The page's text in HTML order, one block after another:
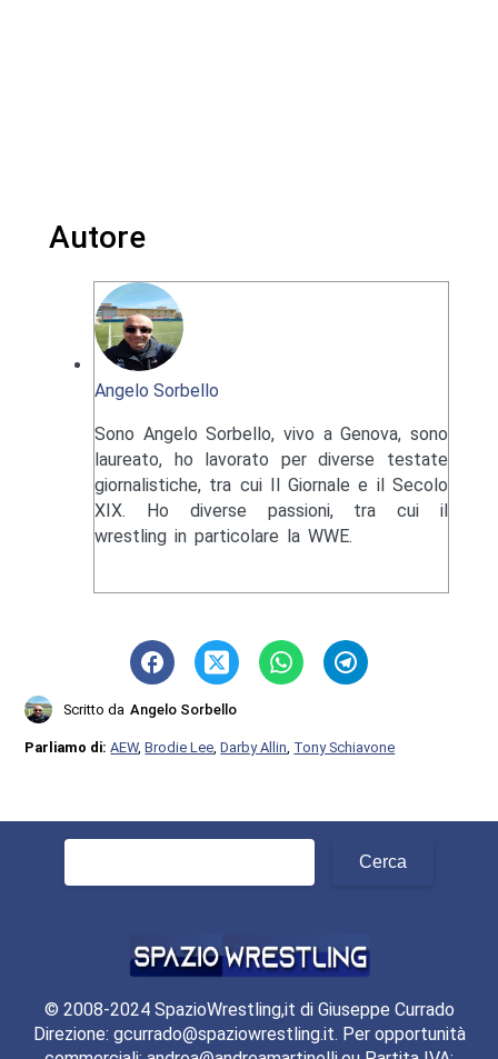
Autore
Angelo Sorbello
Sono Angelo Sorbello, vivo a Genova, sono
laureato, ho lavorato per diverse testate
giornalistiche, tra cui Il Giornale e il Secolo
XIX. Ho diverse passioni, tra cui il
wrestling in particolare la WWE.
Scritto da Angelo Sorbello
Parliamo di:AEW,Brodie Lee,Darby Allin, Tony Schiavone
Ricerca
© 2008-2024 SpazioWrestling,it di Giuseppe Currado
Direzione: gcurrado@spaziowrestling.it. Per opportunità